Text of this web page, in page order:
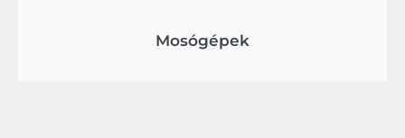
Mosógépek